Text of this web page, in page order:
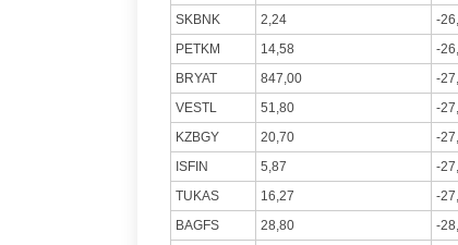
SKBNK
2,24
-
PETKM
14,58
-
BRYAT
847,00
-
VESTL
51,80
-
KZBGY
20,70
-
ISFIN
5,87
-
TUKAS
16,27
-
BAGFS
28,80 -